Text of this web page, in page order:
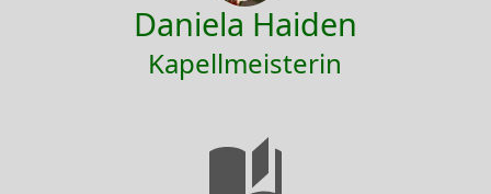
Daniela Haiden
Kapellmeisterin